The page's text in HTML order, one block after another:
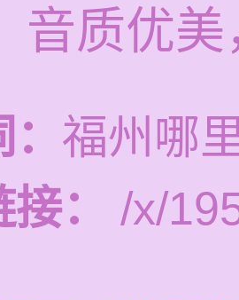
音质优
福州哪
：
/x/